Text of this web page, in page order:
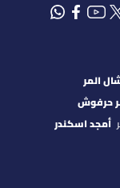
المر
حرفوش
أمجد اسكندر